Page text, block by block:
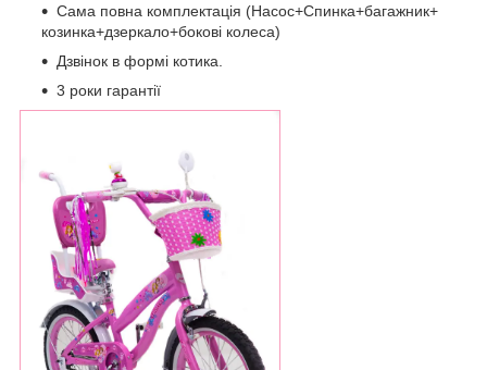
Сама повна комплектація (Насос+Спинка+багажник+
козинка+дзеркало+бокові колеса)
Дзвінок в формі котика.
3 роки гарантії